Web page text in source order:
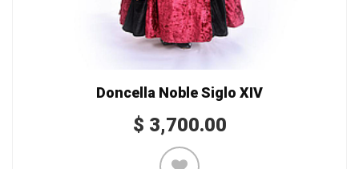
Doncella Noble Siglo XIV
$ 3,700.00